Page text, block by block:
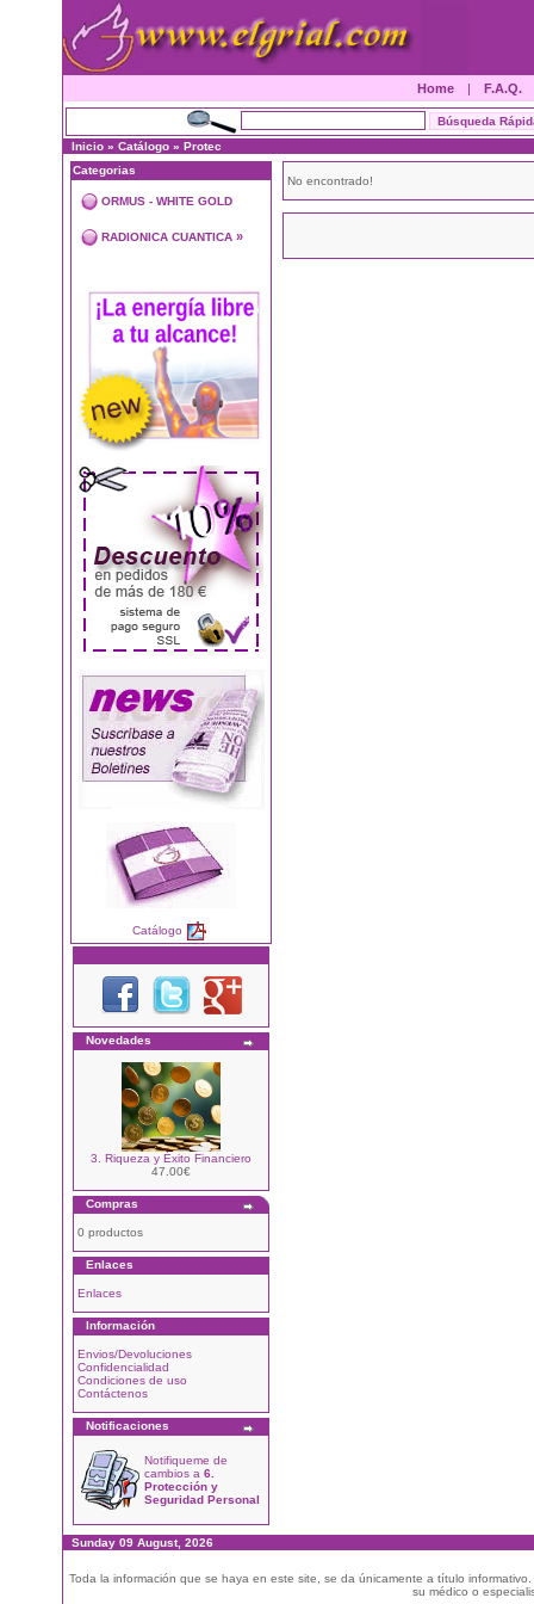
Home | F.A.Q.
Inicio » Catálogo » Protec
Categorias
ORMUS - WHITE GOLD
RADIONICA CUANTICA »
Catálogo
Novedades
3. Riqueza y Éxito Financiero
47.00€
Compras
0 productos
Enlaces
Enlaces
Información
Envios/Devoluciones
Confidencialidad
Condiciones de uso
Contáctenos
Notificaciones
Notifiqueme de
cambios a 6.
Protección y
Seguridad Personal
No encontrado!
Sunday 09 August, 2026
Toda la información que se haya en este site, se da únicamente a título
su médico o